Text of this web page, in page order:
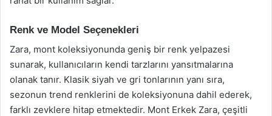
Renk ve Model Seçenekleri
Zara, mont koleksiyonunda geniş bir renk yelpazesi
sunarak, kullanıcıların kendi tarzlarını yansıtmalarına
olanak tanır. Klasik siyah ve gri tonlarının yanı sıra,
sezonun trend renklerini de koleksiyonuna dahil ederek,
farklı zevklere hitap etmektedir. Mont Erkek Zara, çeşitli